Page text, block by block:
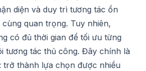
diện và duy trì tương tác ổn
quan trọng. Tuy nhiên,
có đủ thời gian để tối ưu từng
tương tác thủ công. Đây chính là
trở thành lựa chọn được nhiều